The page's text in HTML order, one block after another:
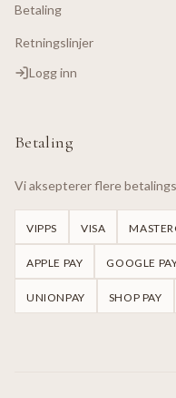
Betaling
Retningslinjer
Logg inn
Betaling
Vi aksepterer flere
VIPPS VISA
APPLE PAY GOOGLE
UNIONPAY SHOP PAY